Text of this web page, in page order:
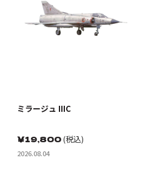
ミラージュ IIIC
￥19,800(税込)
2026.08.04